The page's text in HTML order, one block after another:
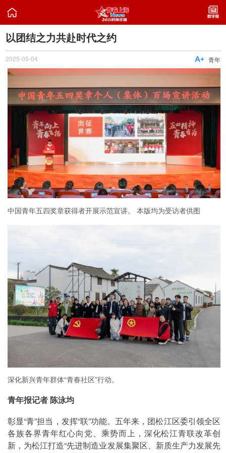

以团结之力共赴时代之约
2025-05-04 青年

中国青年五四奖章获得者开展示范宣讲。 本版均为受访者供图
深化新兴青年群体“青春社区”行动。
青年报记者 陈泳均
彰显“青”担当，发挥“联”功能。五年来，团松江区委引领全区
各族各界青年红心向党、乘势而上，深化松江青联改革创
新，为松江打造“先进制造业发展集聚区、新质生产力发展先